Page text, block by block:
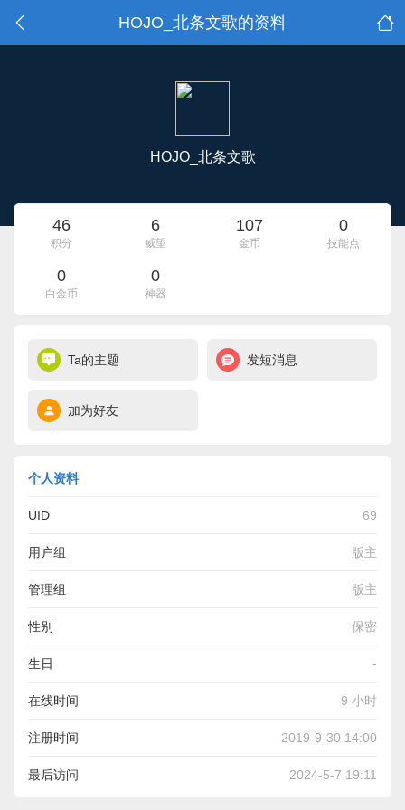
HOJO_北条文歌的资料
HOJO_北条文歌
46
积分
6
威望
107
金币
0
技能点
0
白金币
0
神器
Ta的主题 发短消息
加为好友
个人资料
UID 69
用户组 版主
管理组 版主
性别 保密
生日 -
在线时间 9 小时
注册时间 2019-9-30 14:00
最后访问 2024-5-7 19:11